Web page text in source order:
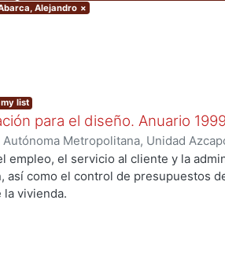
Alejandro ×
list
para el diseño. Anuario 1999
Metropolitana, Unidad
Departamento de Procesos y
;Cervantes Abarca, Alejandro;
Jorge;Rodríguez Martínez, Jorge
empleo, el servicio al cliente y la
así como el control de presupuestos
la vivienda.